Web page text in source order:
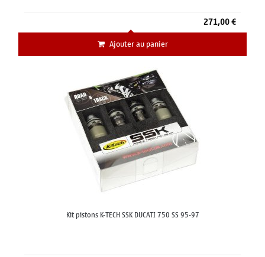
271,00 €
Ajouter au panier
Kit pistons K-TECH SSK DUCATI 750 SS 95-97